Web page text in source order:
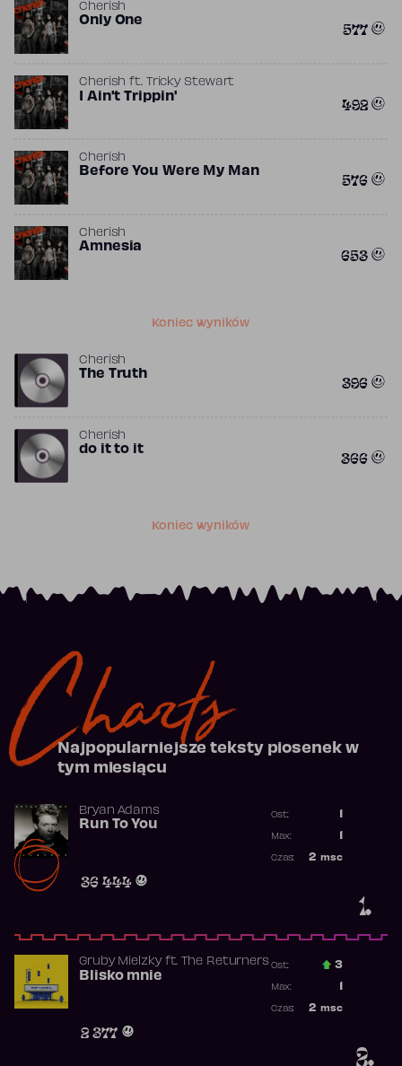
Cherish
Only One 577
Cherish ft. Tricky Stewart
I Ain't Trippin' 492
Cherish
Before You Were My Man 576
Cherish
Amnesia 653
Koniec wyników
Cherish
The Truth 396
Cherish
do it to it 366
Koniec wyników
Charts
Najpopularniejsze teksty piosenek w
tym miesiącu
1.
Bryan Adams
Run To You
36 444
Ost.:
Max:
2 msc
Czas:
2.
Gruby Mielzkyft. The Returners
Blisko mnie
2 377
Ost.: 3
Max:
2 msc
Czas: